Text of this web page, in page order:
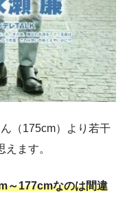
（175cm）より若干
ます。
～177cmなのは間違